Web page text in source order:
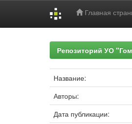
Главная
Репозиторий УО
Название:
Авторы:
Дата публикации: